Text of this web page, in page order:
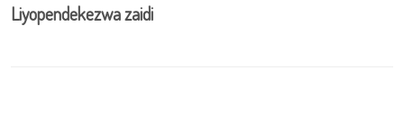
Liyopendekezwa zaidi